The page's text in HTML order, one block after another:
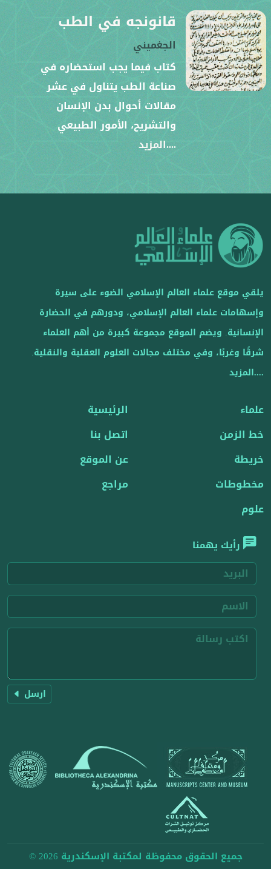
قانونجه في الطب
الجغميني
كتاب فيما يجب استحضاره في
صناعة الطب يتناول في عشر
مقالات أحوال بدن الإنسان
والتشريح، الأمور الطبيعي
....المزيد
يلقي موقع علماء العالم الإسلامي الضوء على سيرة
وإسهامات علماء العالم الإسلامي، ودورهم في الحضارة
الإنسانية. ويضم الموقع مجموعة كبيرة من أهم العلماء
شرقًا وغربًا، وفي مختلف مجالات العلوم العقلية والنقلية.
....المزيد
علماء
خط الزمن
خريطة
مخطوطات
علوم
الرئيسية
اتصل بنا
عن الموقع
مراجع
رأيك يهمنا
ارسل
جميع الحقوق محفوظة لمكتبة الإسكندرية 2026 ©